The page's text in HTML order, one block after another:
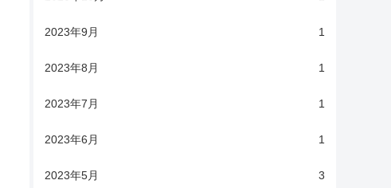
2023年9月 1
2023年8月 1
2023年7月 1
2023年6月 1
2023年5月 3